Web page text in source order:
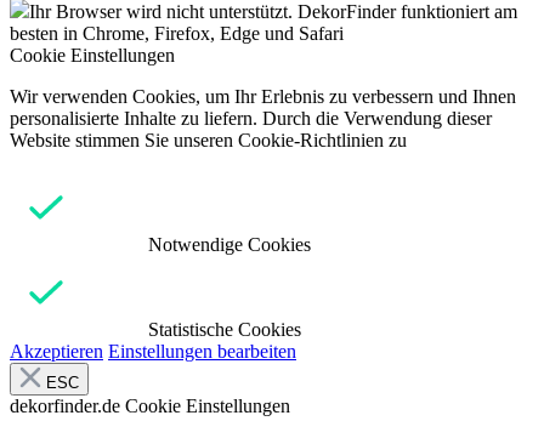
Ihr Browser wird nicht unterstützt. DekorFinder funktioniert am
besten in Chrome, Firefox, Edge und Safari
Cookie Einstellungen
Wir verwenden Cookies, um Ihr Erlebnis zu verbessern und Ihnen
personalisierte Inhalte zu liefern. Durch die Verwendung dieser
Website stimmen Sie unseren Cookie-Richtlinien zu
Notwendige Cookies
Statistische Cookies
Akzeptieren Einstellungen bearbeiten
ESC
dekorfinder.de Cookie Einstellungen